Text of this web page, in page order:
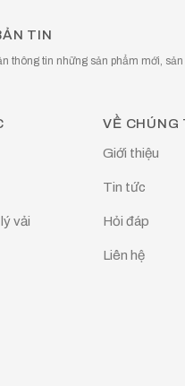
TIN
thông tin những sản phẩm mới,
vải
VỀ CHÚNG
Giới thiệu
Tin tức
Hỏi đáp
Liên hệ